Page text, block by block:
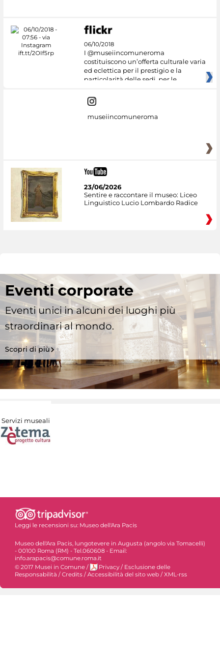
06/10/2018
I @museiincomuneroma
costituiscono un’offerta culturale varia
ed eclettica per il prestigio e la
particolarità delle sedi, per le
museiincomuneroma
23/06/2026
Sentire e raccontare il museo: Liceo
Linguistico Lucio Lombardo Radice
Eventi corporate
Eventi unici in alcuni dei luoghi più
straordinari al mondo.
Scopri di più
Servizi museali
Leggi le recensioni su: Museo dell'Ara Pacis
Museo dell'Ara Pacis, lungotevere in Augusta (angolo via Tomacelli)
- 00100 Roma (RM) - Tel.060608 - Email:
info.arapacis@comune.roma.it
© 2017 Musei in Comune / Privacy / Esclusione delle
Responsabilità /Credits /Accessibilità del sito web /XML-rss